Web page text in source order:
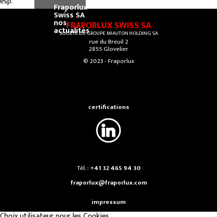
Fraporlux
Swiss SA
nos
actualités
FRAPORLUX SWISS SA
SOCIÉTÉ DU GROUPE MIAUTON HOLDING SA
rue du Breuil 2
2855 Glovelier
© 2023 - Fraporlux
certifications
Tél. : +41 32 465 94 30
fraporlux@fraporlux.com
impressum